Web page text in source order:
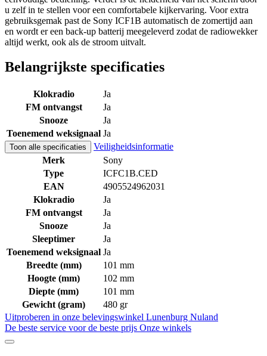
u zelf in te stellen voor een comfortabele kijkervaring. Voor extra
gebruiksgemak past de Sony ICF1B automatisch de zomertijd aan
en wordt er een back-up batterij meegeleverd zodat de radiowekker
altijd werkt, ook als de stroom uitvalt.
Belangrijkste specificaties
Klokradio
Ja
FM ontvangst
Ja
Snooze
Ja
Toenemend weksignaal Ja
Toon alle specificaties
Veiligheidsinformatie
Merk
Sony
Type
ICFC1B.CED
EAN
4905524962031
Klokradio
Ja
FM ontvangst
Ja
Snooze
Ja
Sleeptimer
Ja
Toenemend weksignaal Ja
Breedte (mm)
101 mm
Hoogte (mm)
102 mm
Diepte (mm)
101 mm
Gewicht (gram)
480 gr
Uitproberen in onze belevingswinkel Lunenburg Nuland
De beste service voor de beste prijs Onze winkels